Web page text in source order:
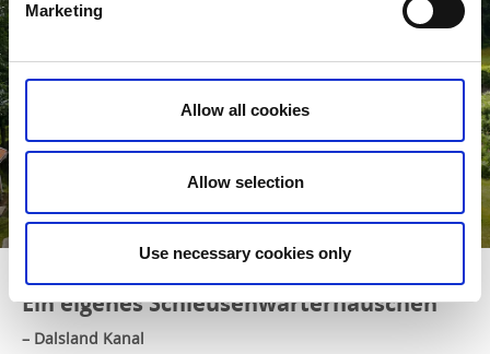
Marketing
Allow all cookies
Allow selection
Use necessary cookies only
Ein eigenes Schleusenwärterhäuschen
– Dalsland Kanal